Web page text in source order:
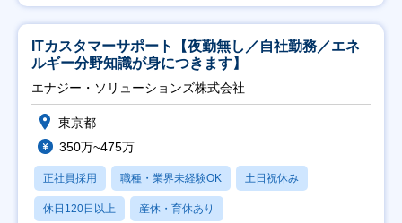
ITカスタマーサポート【夜勤無し／自社勤務／エネ
ルギー分野知識が身につきます】
エナジー・ソリューションズ株式会社
東京都
350万~475万
正社員採用 職種・業界未経験OK 土日祝休み
休日120日以上 産休・育休あり